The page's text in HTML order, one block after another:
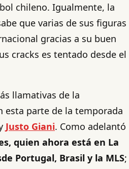
chileno. Igualmente, la
que varias de sus figuras
gracias a su buen
cracks es tentado desde el
llamativas de la
esta parte de la temporada
Justo Giani. Como adelantó
quien ahora está en La
Portugal, Brasil y la MLS;